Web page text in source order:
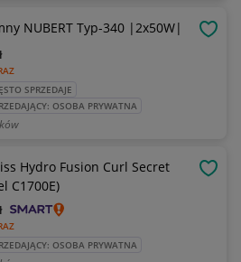
NUBERT Typ-340 |2x50W|
SPRZEDAJE
OSOBA PRYWATNA
Hydro Fusion Curl Secret
C1700E)
OSOBA PRYWATNA